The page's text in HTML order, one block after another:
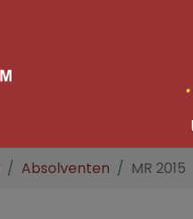
Absolventen MR 2015